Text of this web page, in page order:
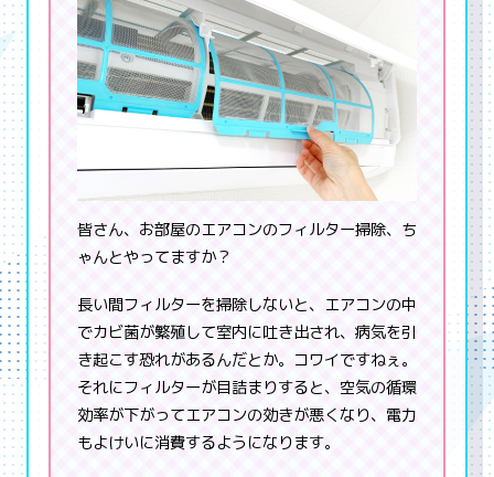
皆さん、お部屋のエアコンのフィルター掃除、ち
ゃんとやってますか？
長い間フィルターを掃除しないと、エアコンの中
でカビ菌が繁殖して室内に吐き出され、病気を引
き起こす恐れがあるんだとか。コワイですねぇ。
それにフィルターが目詰まりすると、空気の循環
効率が下がってエアコンの効きが悪くなり、電力
もよけいに消費するようになります。